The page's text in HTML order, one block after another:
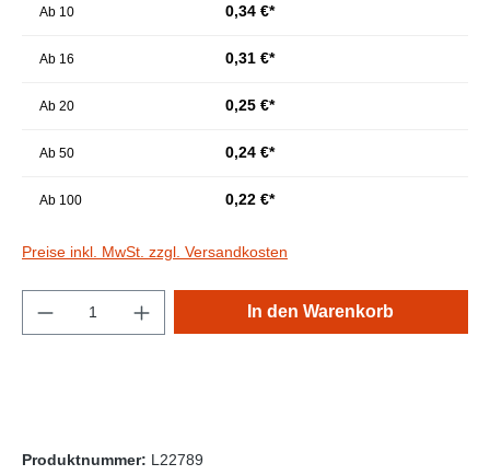
Ab 10 0,34 €*
Ab 16 0,31 €*
Ab 20 0,25 €*
Ab 50 0,24 €*
Ab 100 0,22 €*
Preise inkl. MwSt. zzgl. Versandkosten
Produkt Anzahl: Gib den gewünschten
In den Warenkorb
Produktnummer: L22789